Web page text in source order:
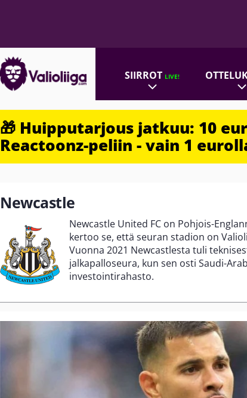
SIIRROTLIVE!
🎁 Huipputarjous jatkuu: 10
Reactoonz-peliin - vain 1
Newcastle
Newcastle United FC on Pohjois-
kertoo se, että seuran stadion on
Vuonna 2021 Newcastlesta tuli
jalkapalloseura, kun sen osti Saudi-
investointirahasto.